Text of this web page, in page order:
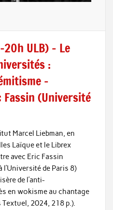
ULB) – Le
:
–
Fassin (Université
Marcel Liebman, en
Laïque et le Librex
avec Eric Fassin
de Paris 8)
de l’anti-
en wokisme au chantage
2024, 218 p.).